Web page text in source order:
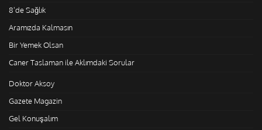
8'de Sağlık
Aramızda Kalmasın
Bir Yemek Olsan
Caner Taslaman ile Aklımdaki Sorular
Doktor Aksoy
Gazete Magazin
Gel Konuşalım